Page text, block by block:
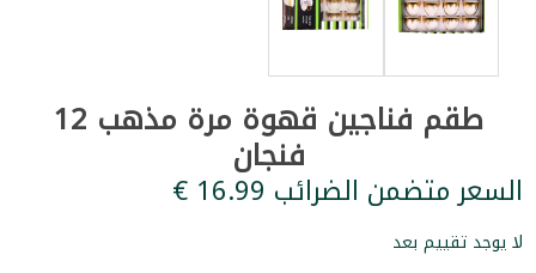
طقم فناجين قهوة مرة مذهب 12
فنجان
السعر متضمن الضرائب ‏16.99 €
لا يوجد تقييم بعد